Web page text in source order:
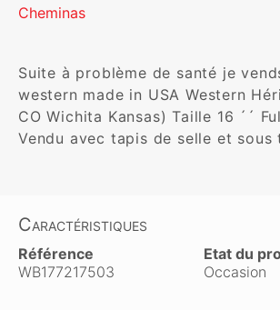
Cheminas
Suite à problème de santé je
western made in USA Western
CO Wichita Kansas) Taille 16 ´´
Vendu avec tapis de selle et sous
Caractéristiques
Référence
WB177217503
Etat du
Occasion